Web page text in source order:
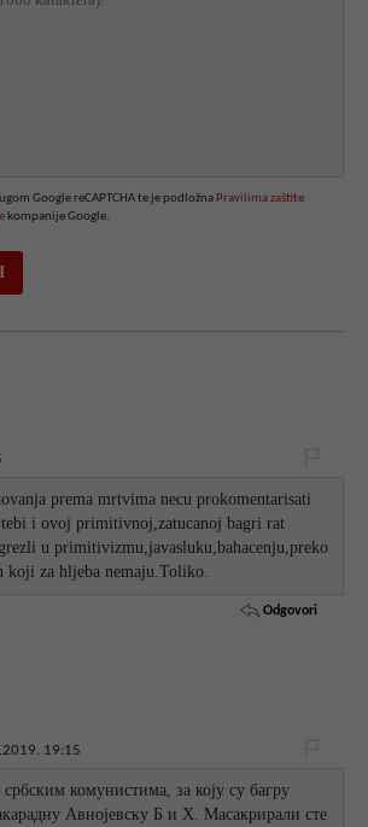
Google reCAPTCHA te je podložna Pravilima zaštite
kompanije Google.
prema mrtvima necu prokomentarisati
i ovoj primitivnoj,zatucanoj bagri rat
u primitivizmu,javasluku,bahacenju,preko
za hljeba nemaju.Toliko.
Odgovori
19:15
србским комунистима, за коју су багру
Авнојевску Б и Х. Масакрирали сте